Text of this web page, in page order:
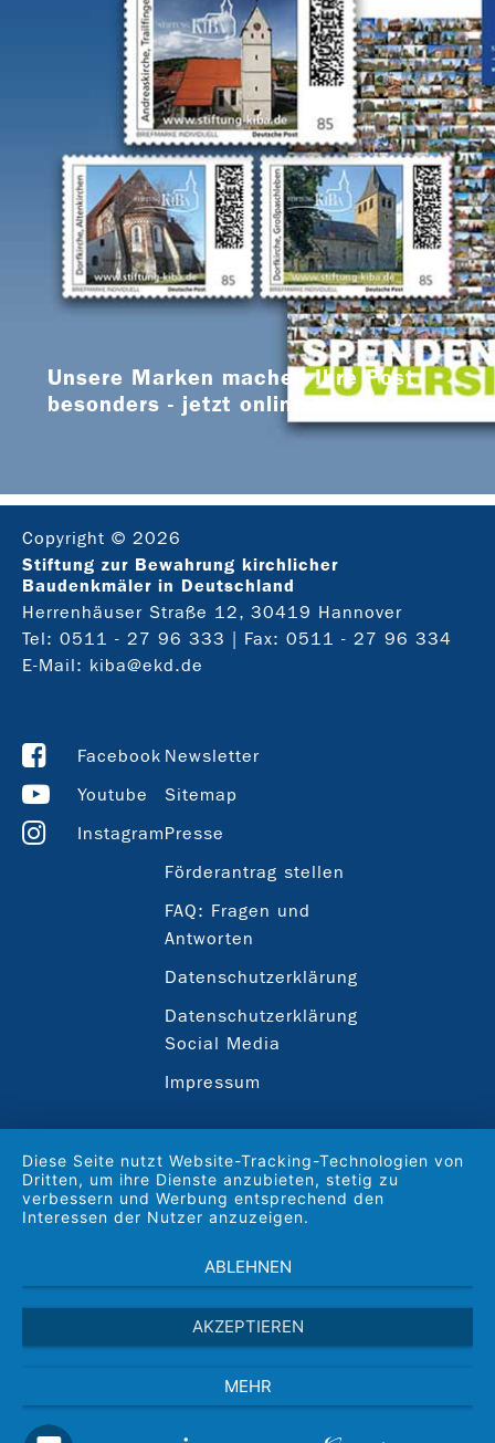
Unsere Marken machen Ihre Post
besonders - jetzt online bestellen
Copyright © 2026
Stiftung zur Bewahrung kirchlicher
Baudenkmäler in Deutschland
Herrenhäuser Straße 12, 30419 Hannover
Tel: 0511 - 27 96 333
| Fax: 0511 - 27 96 334
E-Mail: kiba@ekd.de
Facebook
Youtube
Instagram
Newsletter
Sitemap
Presse
Förderantrag stellen
FAQ: Fragen und
Antworten
Datenschutzerklärung
Datenschutzerklärung
Social Media
Impressum
Diese Seite nutzt Website-Tracking-Technologien von
Dritten, um ihre Dienste anzubieten, stetig zu
verbessern und Werbung entsprechend den
Interessen der Nutzer anzuzeigen.
ABLEHNEN
AKZEPTIEREN
MEHR